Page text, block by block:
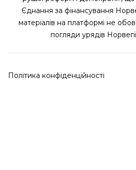
Єднання за фінансування
матеріалів на платформі не
погляди урядів
Політика конфіденційності